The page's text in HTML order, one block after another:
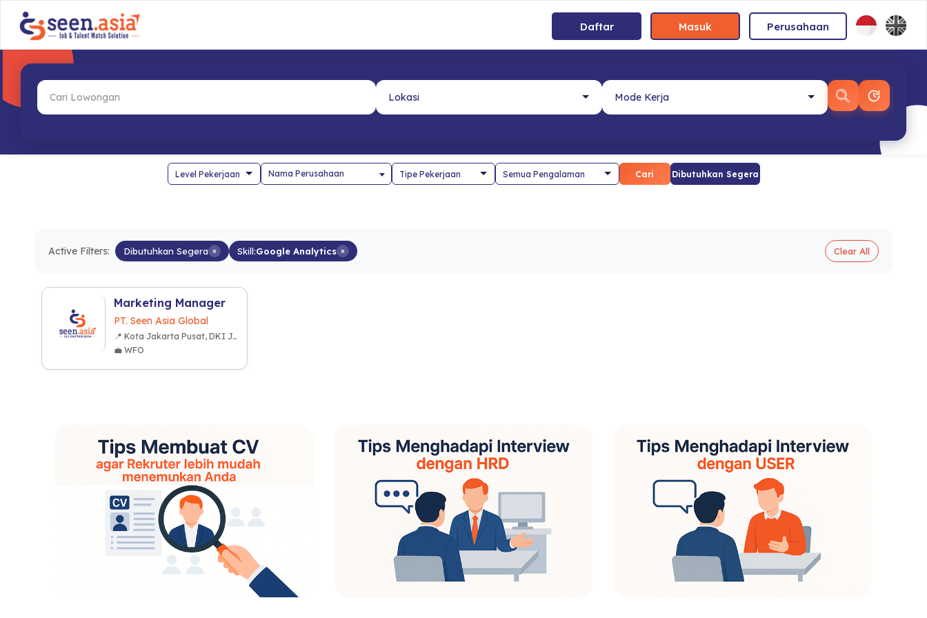
Daftar Masuk Perusahaan
Nama Perusahaan Cari Dibutuhkan Segera
Active Filters: Dibutuhkan Segera × Skill:Google Analytics × Clear All
Marketing Manager
PT. Seen Asia Global
📍 Kota Jakarta Pusat, DKI Jakarta
💼 WFO